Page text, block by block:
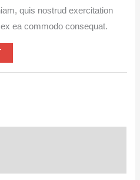
quis nostrud exercitation
ea commodo consequat.